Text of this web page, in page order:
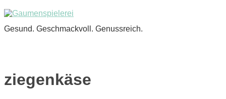
Gesund. Geschmackvoll. Genussreich.
ziegenkäse